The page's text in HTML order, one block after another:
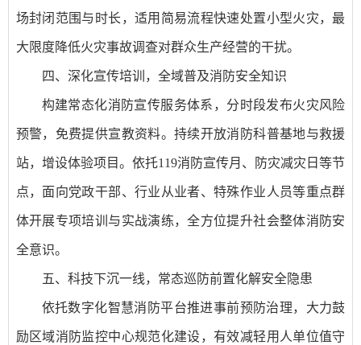
场封闭范围与时长，适用简易流程快速处置小型火灾，最
大限度降低火灾事故调查对群众生产经营的干扰。
四、深化宣传培训，全域普及消防安全知识
构建常态化消防宣传服务体系，分时段发布火灾风险
预警，免费提供宣教资料。持续开放消防科普基地与救援
站，增设体验项目。依托119消防宣传月、防灾减灾日等节
点，面向党政干部、行业从业者、特殊作业人员等重点群
体开展专项培训与实战演练，全方位提升社会整体消防安
全意识。
五、科技下沉一线，常态巡防前置化解安全隐患
依托数字化智慧消防平台推进事前预防治理，大力鼓
励区域消防监控中心规范化建设，有效减轻用人单位值守